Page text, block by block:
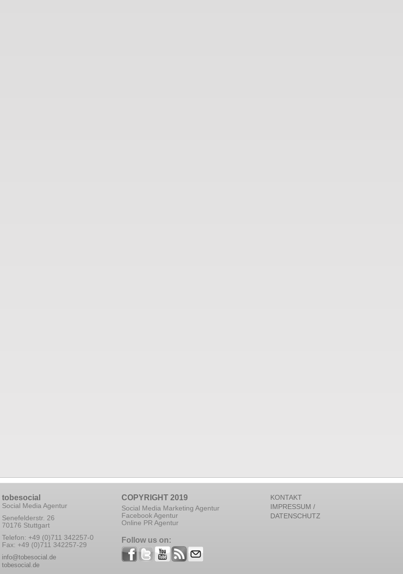
tobesocial
Social Media Agentur
Senefelderstr. 26
70176 Stuttgart
Telefon: +49 (0)711 342257-0
Fax: +49 (0)711 342257-29
info@tobesocial.de
tobesocial.de
COPYRIGHT 2019
Social Media Marketing Agentur
Facebook Agentur
Online PR Agentur
Follow us on:
KONTAKT
IMPRESSUM /
DATENSCHUTZ